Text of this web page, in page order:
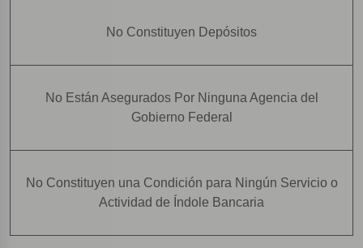
No Constituyen Depósitos
No Están Asegurados Por Ninguna Agencia del
Gobierno Federal
No Constituyen una Condición para Ningún Servicio o
Actividad de Índole Bancaria